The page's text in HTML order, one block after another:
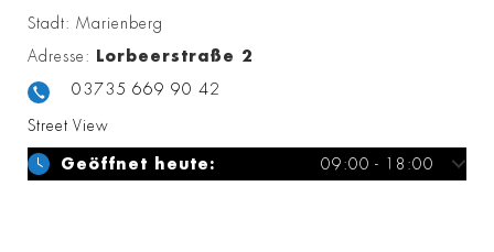
Stadt: Marienberg
Adresse: Lorbeerstraße 2
03735 669 90 42
Street View
Geöffnet heute: 09:00 - 18:00